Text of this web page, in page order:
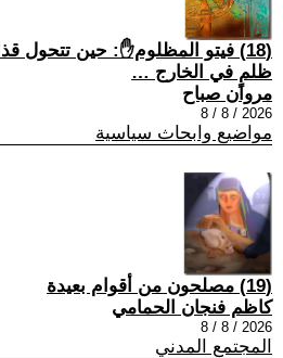
(18) فيتو المظلوم✋: حين تتحول
ظلمٍ في الخارج …
مروان صباح
2026 / 8 / 8
مواضيع وابحاث سياسية
(19) مصلحون من أقوام بعيدة
كاظم فنجان الحمامي
2026 / 8 / 8
المجتمع المدني